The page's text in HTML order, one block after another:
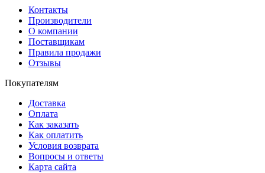
Контакты
Производители
О компании
Поставщикам
Правила продажи
Отзывы
Покупателям
Доставка
Оплата
Как заказать
Как оплатить
Условия возврата
Вопросы и ответы
Карта сайта